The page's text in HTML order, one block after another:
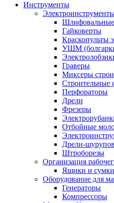
Инструменты
Гайковерты
Краскопульты
УШМ
Граверы
Миксеры
Строительные
Перфораторы
Дрели
Фрезеры
Отбойные
Дрели-
Штроборезы
Организация
Ящики и сумки
Оборудование для
Генераторы
Компрессоры